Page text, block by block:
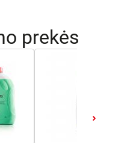
prekės